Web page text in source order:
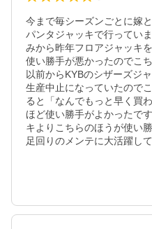
今まで毎シーズンごとに嫁
パンタジャッキで行ってい
みから昨年フロアジャッキ
使い勝手が悪かったのでこ
以前からKYBのシザーズジ
生産中止になっていたので
ると「なんでもっと早く買
ほど使い勝手がよかったで
キよりこちらのほうが使い
足回りのメンテに大活躍して